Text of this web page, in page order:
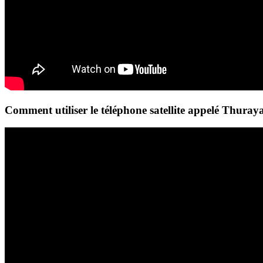
Comment utiliser le téléphone satellite appelé